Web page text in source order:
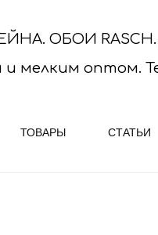
ОБОИ
мелким оптом.
ТОВАРЫ СТАТЬИ